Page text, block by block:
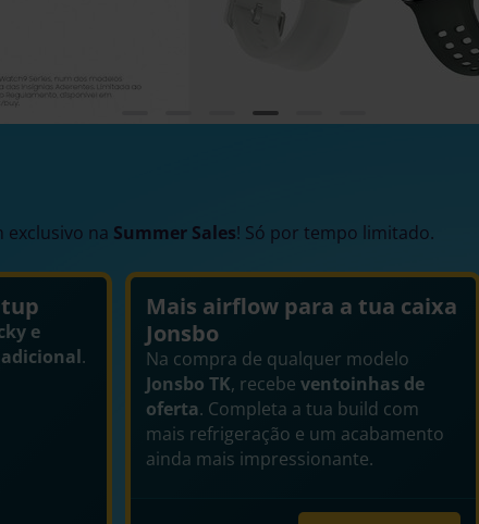
exclusivo na Summer Sales! Só por tempo limitado.
e
adicional.
Mais airflow para a tua caixa
Jonsbo
Na compra de qualquer modelo
Jonsbo TK, recebe ventoinhas de
oferta. Completa a tua build com
mais refrigeração e um acabamento
ainda mais impressionante.